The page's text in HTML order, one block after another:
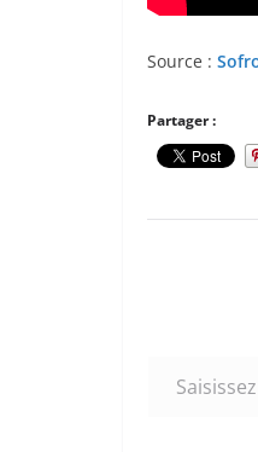
Source :
Partager :